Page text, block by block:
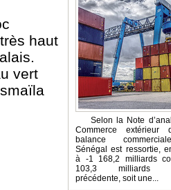
haut
vert
Selon la Note
Commerce extérieur
balance
Sénégal est ressortie,
à -1 168,2 milliards
103,3 milliards
précédente, soit une...